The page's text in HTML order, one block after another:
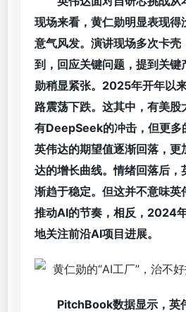
现场来看，黄仁勋明显表现
意气风发。演讲现场多次卡壳
到，回应关键问题，提到关键
勋稍显紧张。2025年开年以
路震荡下跌。这其中，有美股
有DeepSeek的冲击，但更多
英伟达的期望值逐渐回落，更
达的增长曲线。情绪回落后，
渐趋于稳定。但这并不意味英
推动AI的节奏，相反，2024
地关注前沿AI项目进展。
PitchBook数据显示，英